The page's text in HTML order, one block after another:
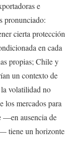
e
pronunciado:
cierta protección
en cada
propias; Chile y
un contexto de
volatilidad no
los mercados para
—en ausencia de
tiene un horizonte